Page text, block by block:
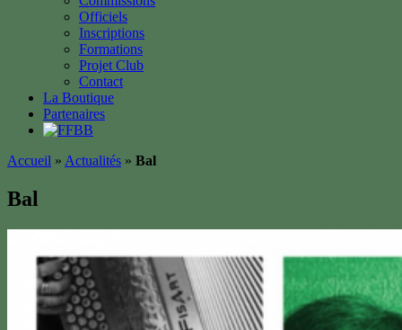
Officiels
Inscriptions
Formations
Projet Club
Contact
La Boutique
Partenaires
Accueil » Actualités » Bal
Bal